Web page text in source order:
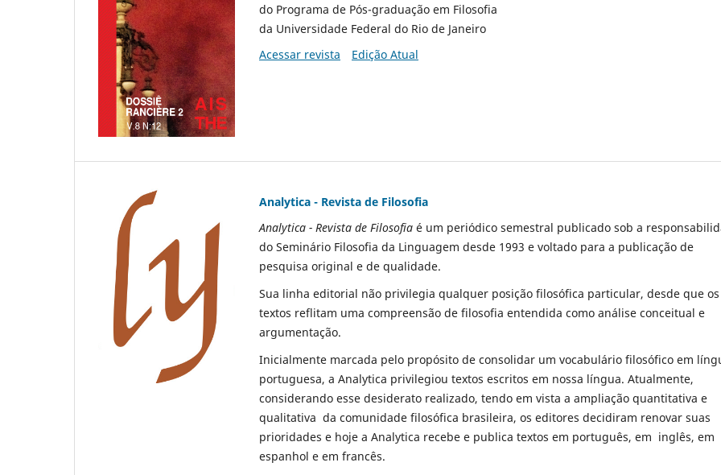
do Programa de Pós-graduação em Filosofia
da Universidade Federal do Rio de Janeiro
Acessar revista
Edição Atual
Analytica - Revista de Filosofia
Analytica - Revista de Filosofia é um periódico semestral publicado sob a
do Seminário Filosofia da Linguagem desde 1993 e voltado para a publicação de
pesquisa original e de qualidade.
Sua linha editorial não privilegia qualquer posição filosófica particular, desde que os
textos reflitam uma compreensão de filosofia entendida como análise conceitual e
argumentação.
Inicialmente marcada pelo propósito de consolidar um vocabulário filosófico em
portuguesa, a Analytica privilegiou textos escritos em nossa língua. Atualmente,
considerando esse desiderato realizado, tendo em vista a ampliação quantitativa e
qualitativa da comunidade filosófica brasileira, os editores decidiram renovar suas
prioridades e hoje a Analytica recebe e publica textos em português, em inglês, em
espanhol e em francês.